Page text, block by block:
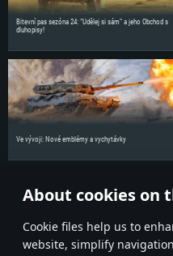
About cookies on
Сookie files help us to
website, simplify
Bitevní pas sezóna 24: “Udělej si sám” a jeho Obchod s
dluhopisy!
Ve vývoji: Nové emblémy a vychytávky
Sdílejte novinky se svými